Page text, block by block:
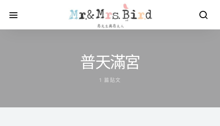
普天滿宮
1 篇貼文